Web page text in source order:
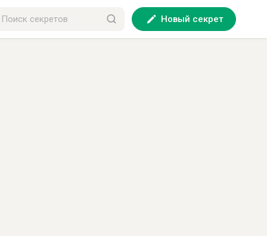
Новый секрет